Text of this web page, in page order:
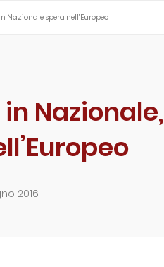
Nazionale, spera nell’Europeo
Nazionale,
2016